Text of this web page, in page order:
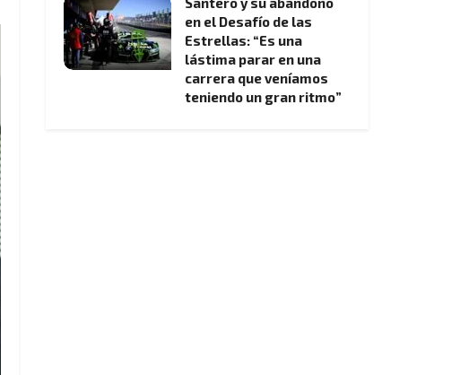
en el Desafío de las
Estrellas: “Es una
lástima parar en una
carrera que veníamos
teniendo un gran ritmo”